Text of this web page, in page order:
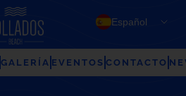
Español
GALERÍA EVENTOS CONTACTO